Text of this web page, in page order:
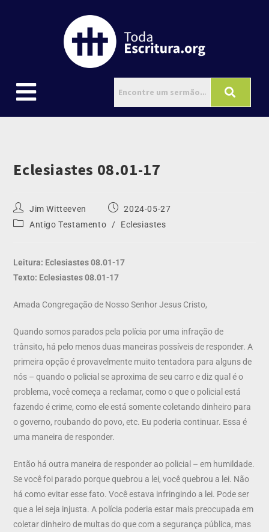
Eclesiastes 08.01-17
Jim Witteeven
2024-05-27
Antigo Testamento
/ Eclesiastes
Leitura: Eclesiastes 08.01-17
Texto: Eclesiastes 08.01-17
Amada Congregação de Nosso Senhor Jesus Cristo,
Quando somos parados pela polícia por uma infração de
trânsito, há pelo menos duas maneiras possíveis de responder. A
primeira opção é provavelmente muito tentadora para alguns de
nós – quando o policial se aproxima de seu carro e diz qual é o
problema, você começa a reclamar, como o que o policial está
fazendo é crime, como ele está somente coletando dinheiro para
o governo, roubando do povo, etc. Eu poderia continuar. Essa é
uma maneira de responder.
Então há outra maneira de responder ao policial – em humildade.
Se você foi parado porque quebrou a lei, você quebrou a lei. Não
há como evitar esse fato. Você estava infringindo a lei. Pode ser
que a lei seja injusta. A polícia poderia estar mais preocupada em
coletar dinheiro de multas do que com a segurança pública, mas